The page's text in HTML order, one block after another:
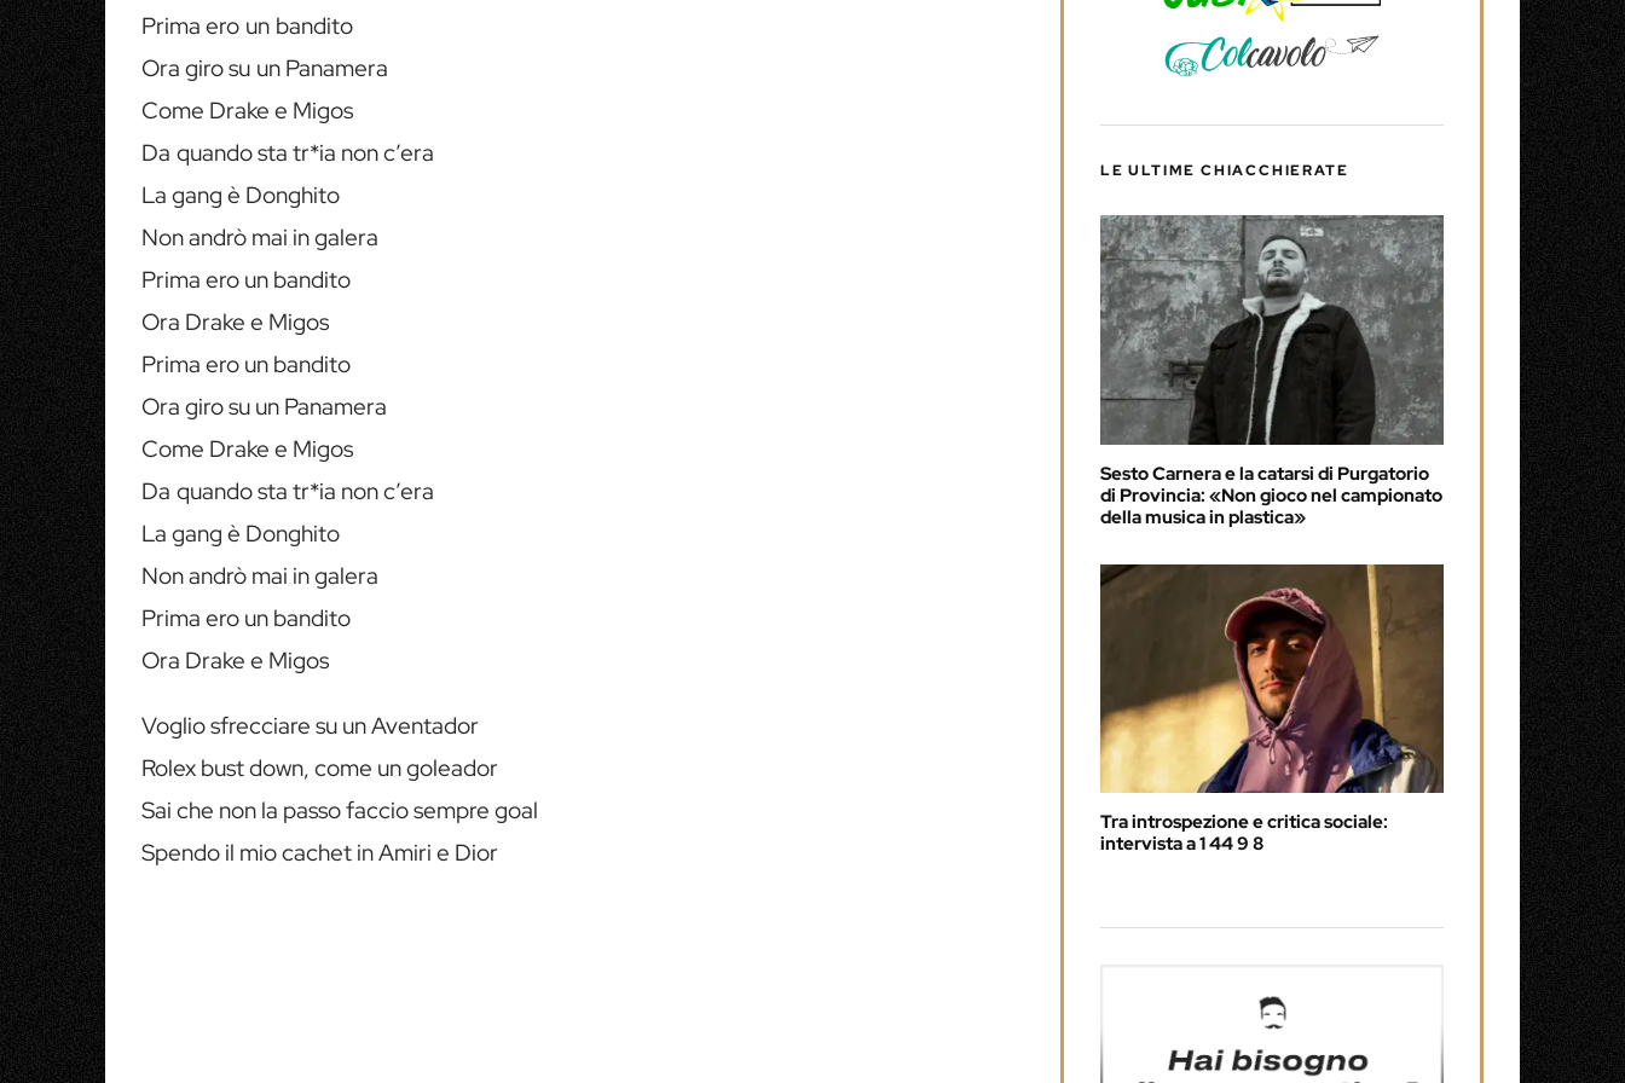
Prima ero un bandito
Ora giro su un Panamera
Come Drake e Migos
Da quando sta tr*ia non c’era
La gang è Donghito
Non andrò mai in galera
Prima ero un bandito
Ora Drake e Migos
Prima ero un bandito
Ora giro su un Panamera
Come Drake e Migos
Da quando sta tr*ia non c’era
La gang è Donghito
Non andrò mai in galera
Prima ero un bandito
Ora Drake e Migos
Voglio sfrecciare su un Aventador
Rolex bust down, come un goleador
Sai che non la passo faccio sempre goal
Spendo il mio cachet in Amiri e Dior
LE ULTIME CHIACCHIERATE
Sesto Carnera e la catarsi di Purgatorio
di Provincia: «Non gioco nel campionato
della musica in plastica»
Tra introspezione e critica sociale:
intervista a 1 44 9 8